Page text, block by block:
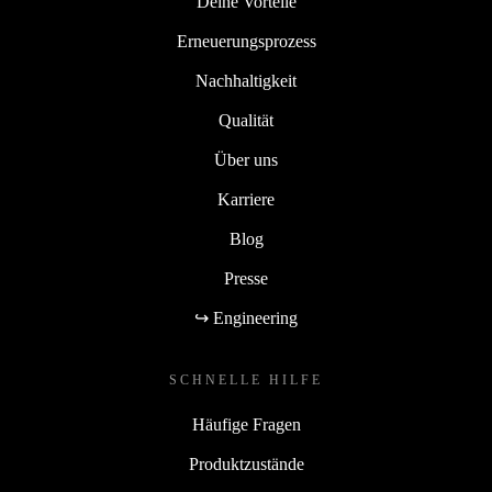
Erneuerungsprozess
Nachhaltigkeit
Qualität
Über uns
Karriere
Blog
Presse
↪ Engineering
SCHNELLE HILFE
Häufige Fragen
Produktzustände